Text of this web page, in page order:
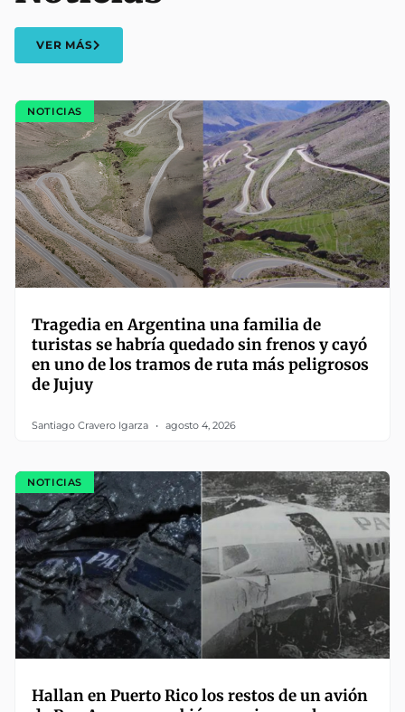
VER MÁS
NOTICIAS
Tragedia en Argentina una familia de
turistas se habría quedado sin frenos y cayó
en uno de los tramos de ruta más peligrosos
de Jujuy
Santiago Cravero Igarza agosto 4, 2026
NOTICIAS
Hallan en Puerto Rico los restos de un avión